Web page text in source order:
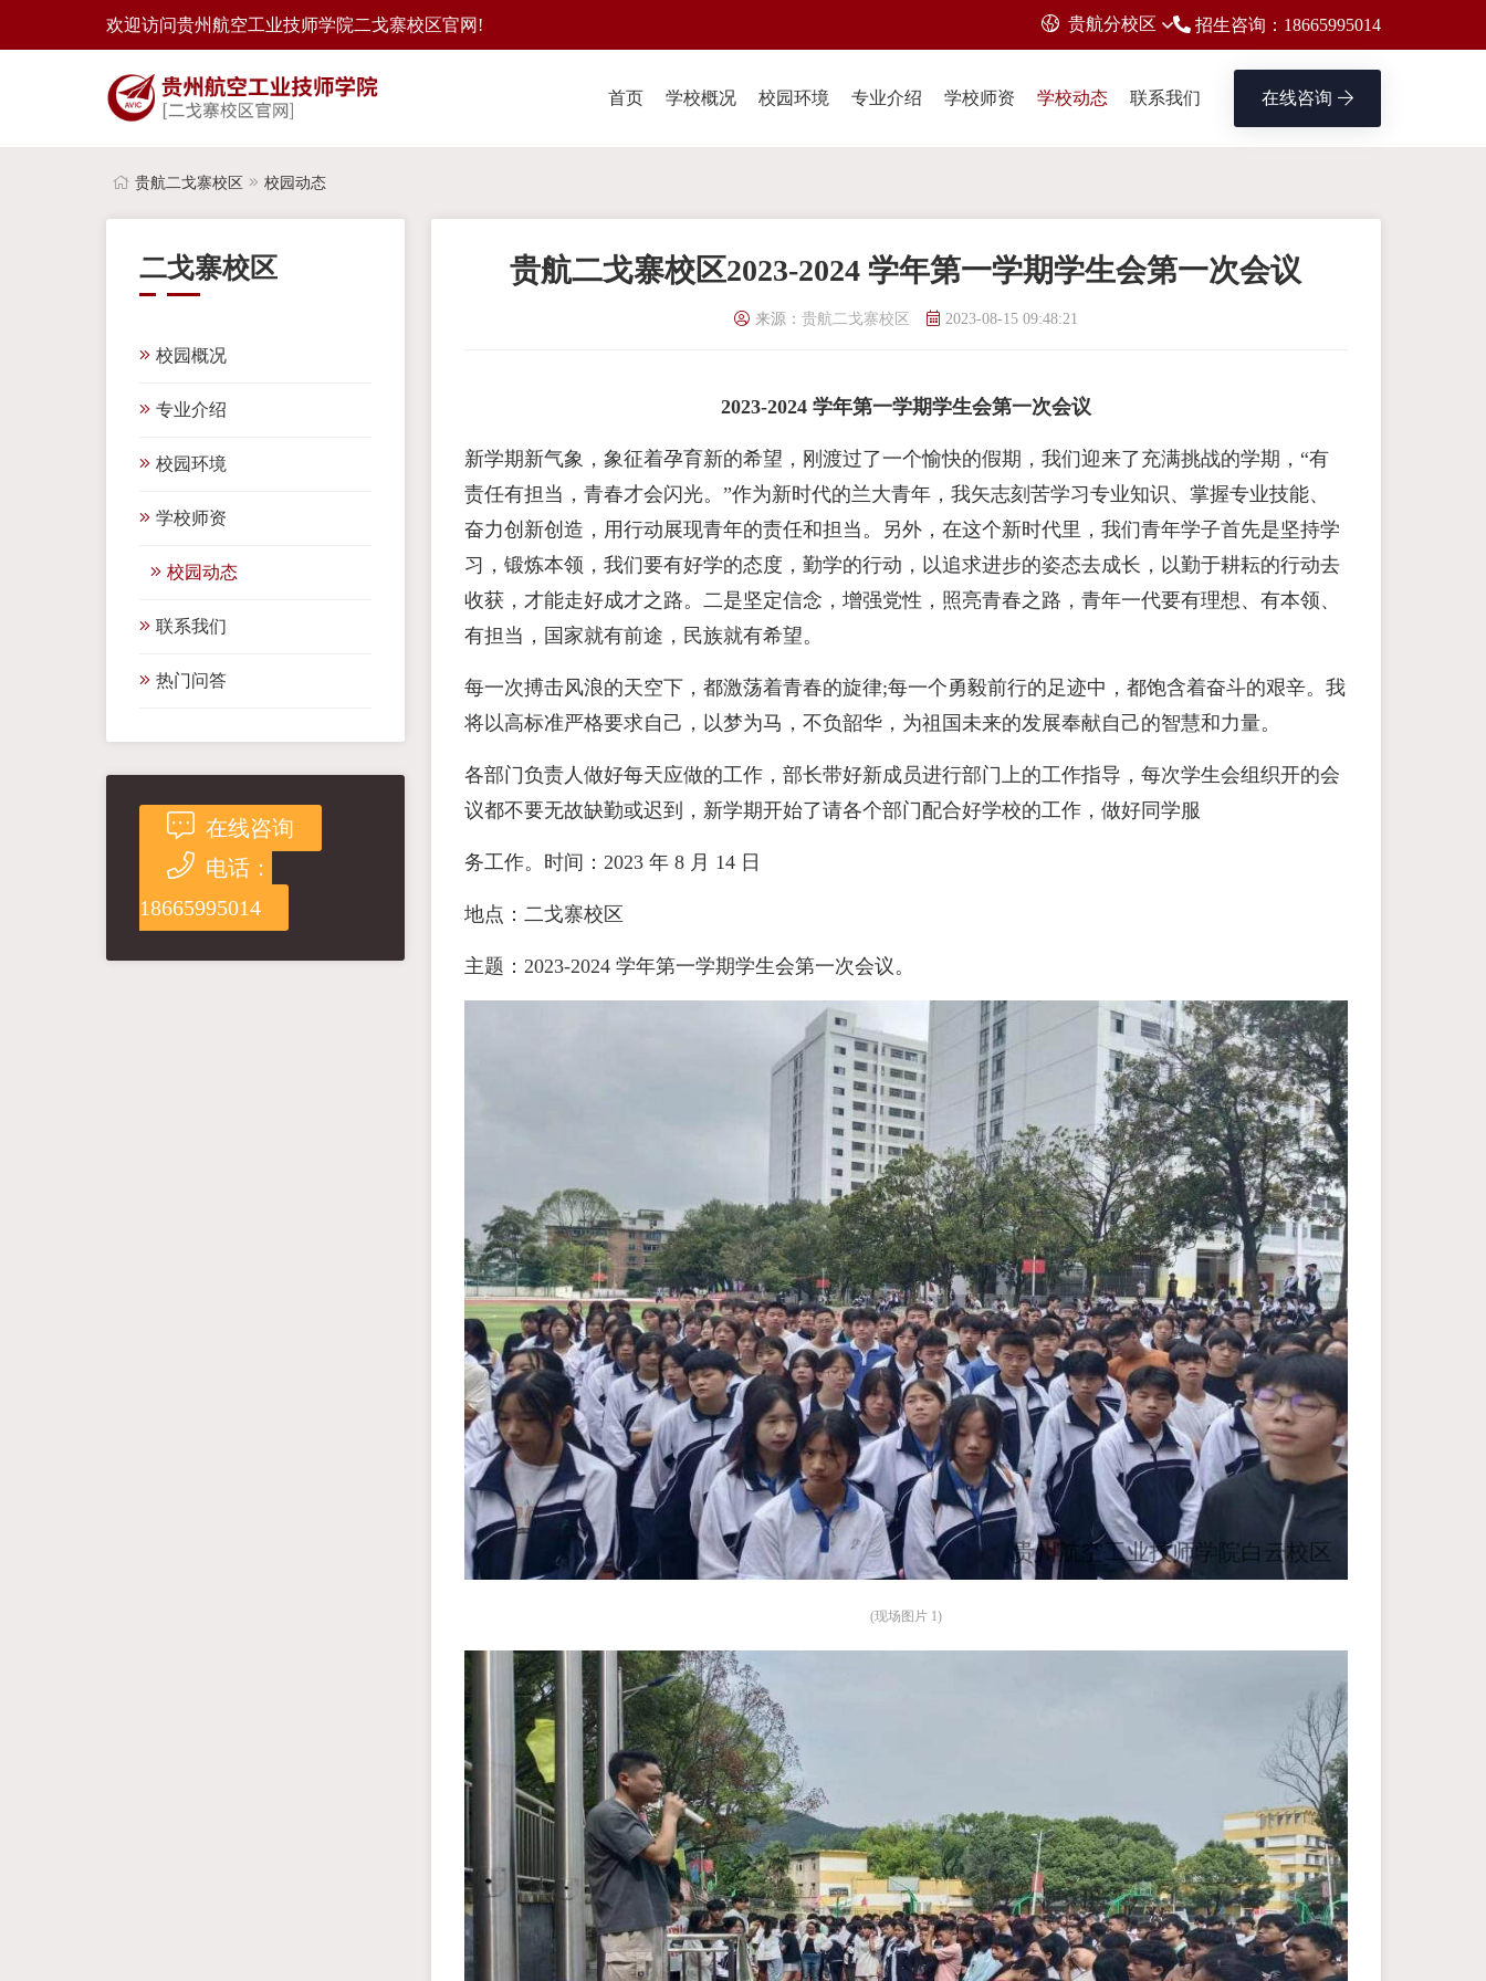
欢迎访问贵州航空工业技师学院二戈寨校区官网! 贵航分校区 招生咨询：18665995014
首页 学校概况 校园环境 专业介绍 学校师资 学校动态 联系我们 在线咨询
贵航二戈寨校区 校园动态
二戈寨校区
校园概况
专业介绍
校园环境
学校师资
校园动态
联系我们
热门问答
在线咨询
电话：
18665995014
贵航二戈寨校区2023-2024 学年第一学期学生会第一次会议
来源： 贵航二戈寨校区 2023-08-15 09:48:21
2023-2024 学年第一学期学生会第一次会议
新学期新气象，象征着孕育新的希望，刚渡过了一个愉快的假期，我们迎来了充满挑战的学期，“有
责任有担当，青春才会闪光。”作为新时代的兰大青年，我矢志刻苦学习专业知识、掌握专业技能、
奋力创新创造，用行动展现青年的责任和担当。另外，在这个新时代里，我们青年学子首先是坚持学
习，锻炼本领，我们要有好学的态度，勤学的行动，以追求进步的姿态去成长，以勤于耕耘的行动去
收获，才能走好成才之路。二是坚定信念，增强党性，照亮青春之路，青年一代要有理想、有本领、
有担当，国家就有前途，民族就有希望。
每一次搏击风浪的天空下，都激荡着青春的旋律;每一个勇毅前行的足迹中，都饱含着奋斗的艰辛。我
将以高标准严格要求自己，以梦为马，不负韶华，为祖国未来的发展奉献自己的智慧和力量。
各部门负责人做好每天应做的工作，部长带好新成员进行部门上的工作指导，每次学生会组织开的会
议都不要无故缺勤或迟到，新学期开始了请各个部门配合好学校的工作，做好同学服
务工作。时间：2023 年 8 月 14 日
地点：二戈寨校区
主题：2023-2024 学年第一学期学生会第一次会议。
(现场图片 1)